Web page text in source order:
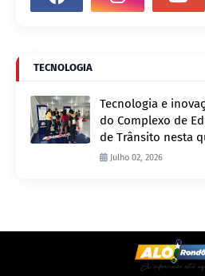
TECNOLOGIA
Tecnologia e
do Complexo de
de Trânsito nesta
Julho 02, 2026